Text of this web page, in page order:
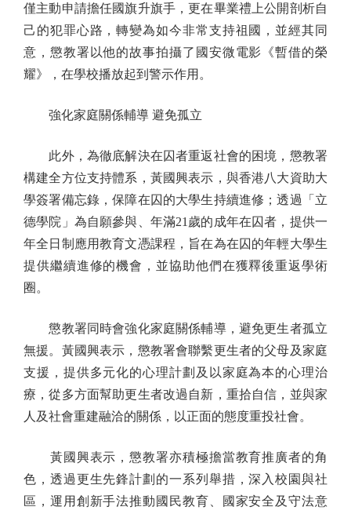
僅主動申請擔任國旗升旗手，更在畢業禮上公開剖析自
己的犯罪心路，轉變為如今非常支持祖國，並經其同
意，懲教署以他的故事拍攝了國安微電影《暫借的榮
耀》，在學校播放起到警示作用。
強化家庭關係輔導 避免孤立
此外，為徹底解決在囚者重返社會的困境，懲教署
構建全方位支持體系，黃國興表示，與香港八大資助大
學簽署備忘錄，保障在囚的大學生持續進修；透過「立
德學院」為自願參與、年滿21歲的成年在囚者，提供一
年全日制應用教育文憑課程，旨在為在囚的年輕大學生
提供繼續進修的機會，並協助他們在獲釋後重返學術
圈。
懲教署同時會強化家庭關係輔導，避免更生者孤立
無援。黃國興表示，懲教署會聯繫更生者的父母及家庭
支援，提供多元化的心理計劃及以家庭為本的心理治
療，從多方面幫助更生者改過自新，重拾自信，並與家
人及社會重建融洽的關係，以正面的態度重投社會。
黃國興表示，懲教署亦積極擔當教育推廣者的角
色，透過更生先鋒計劃的一系列舉措，深入校園與社
區，運用創新手法推動國民教育、國家安全及守法意